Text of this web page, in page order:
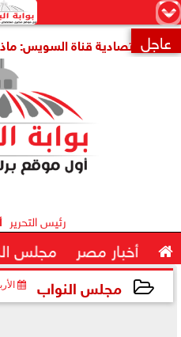
×

 عاجل قناة السويس: ماذا بعد
رئيس التحرير
 أخبار مصر مجلس
مجلس النواب